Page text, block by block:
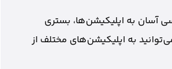
آسان به اپلیکیشن‌ها، بستری
به اپلیکیشن‌های مختلف از